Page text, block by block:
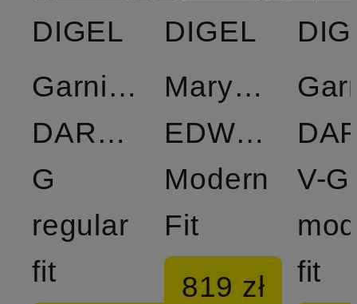
DIGEL
Garnitur
DAREN-
G
regular
fit
DIGEL
Marynarka
EDWARD
Modern
Fit
819 zł
V-G
fit